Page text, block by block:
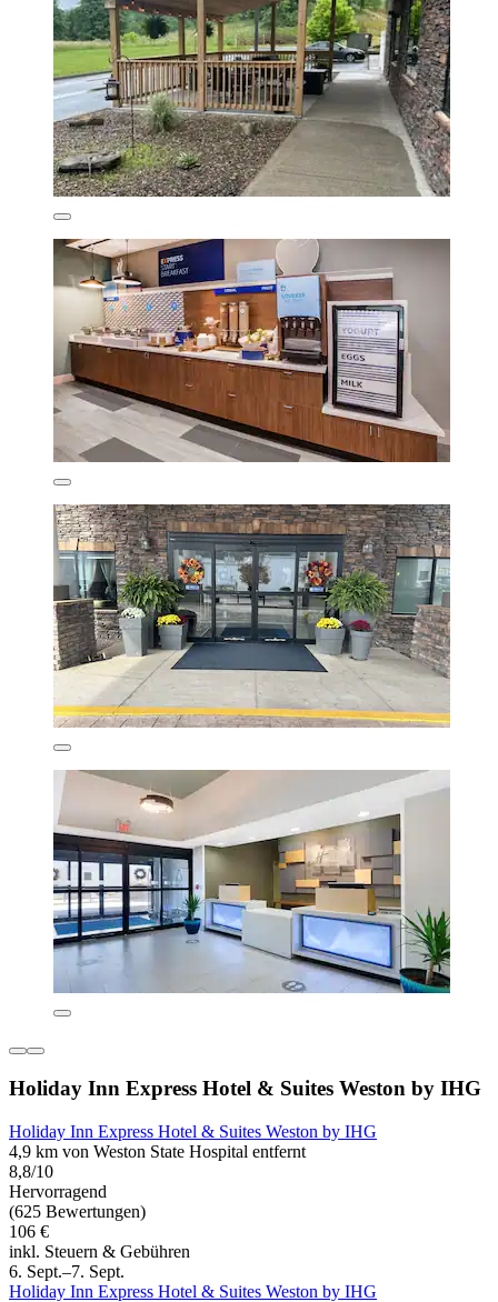
Holiday Inn Express Hotel & Suites Weston by IHG
Holiday Inn Express Hotel & Suites Weston by IHG
4,9 km von Weston State Hospital entfernt
8,8/10
Hervorragend
(625 Bewertungen)
106 €
inkl. Steuern & Gebühren
6. Sept.–7. Sept.
Holiday Inn Express Hotel & Suites Weston by IHG